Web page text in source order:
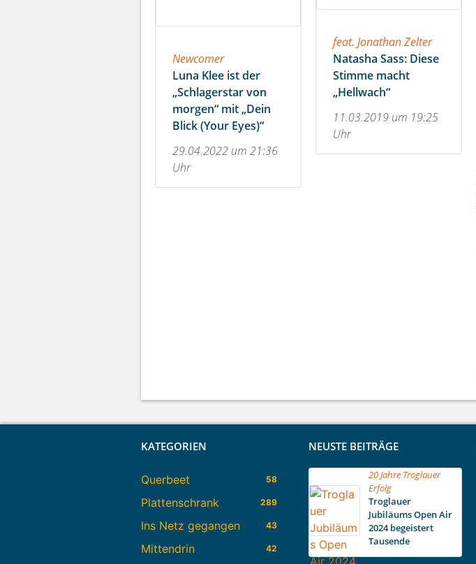
Newcomer
Luna Klee ist der
„Schlagerstar von
morgen“ mit „Dein
Blick (Your Eyes)“
29.04.2022 um 21:36
Uhr
feat. Jonathan Zelter
Natasha Sass: Diese
Stimme macht
„Hellwach“
11.03.2019 um 19:25
Uhr
KATEGORIEN
Querbeet 58
Plattenschrank 289
Ins Netz gegangen 43
Mittendrin 42
NEUSTE BEITRÄGE
20 Jahre Troglauer
Erfolg
Troglauer
Jubiläums Open Air
2024 begeistert
Tausende